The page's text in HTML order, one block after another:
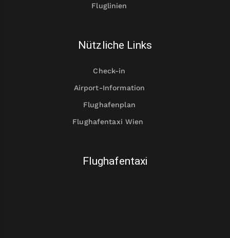
Fluglinien
Nützliche Links
Check-in
Airport-Information
Flughafenplan
Flughafentaxi Wien
Flughafentaxi